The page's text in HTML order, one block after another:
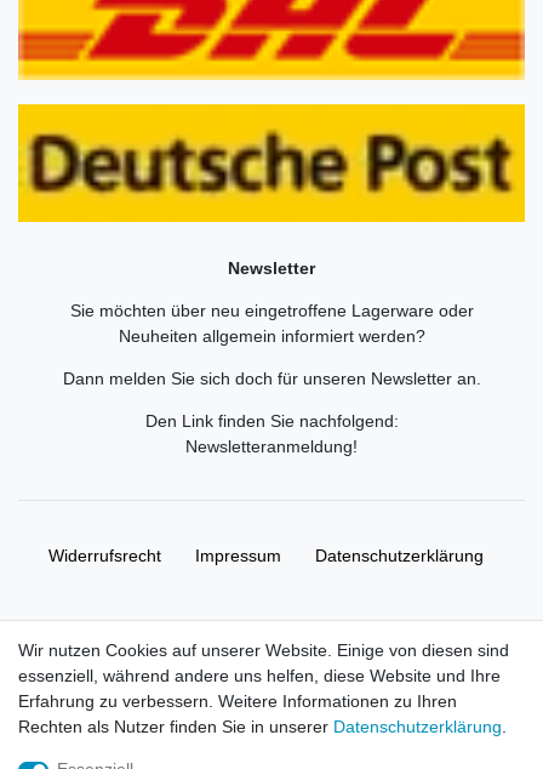
Newsletter
Sie möchten über neu eingetroffene Lagerware oder
Neuheiten allgemein informiert werden?
Dann melden Sie sich doch für unseren Newsletter an.
Den Link finden Sie nachfolgend:
Newsletteranmeldung!
Widerrufs­recht Impressum Daten­schutz­erklärung
© Copyright 2026 | Alle Rechte vorbehalten. HL-
Handelsgesellschaft mbH.
Wir nutzen Cookies auf unserer Website. Einige von diesen sind
essenziell, während andere uns helfen, diese Website und Ihre
Erfahrung zu verbessern. Weitere Informationen zu Ihren
Rechten als Nutzer finden Sie in unserer Daten­schutz­erklärung